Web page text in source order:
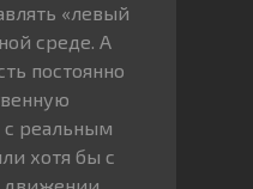
«левый
среде. А
постоянно
с реальным
хотя бы с